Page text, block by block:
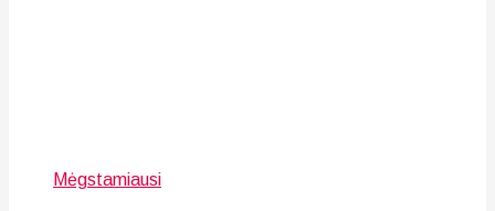
Mėgstamiausi